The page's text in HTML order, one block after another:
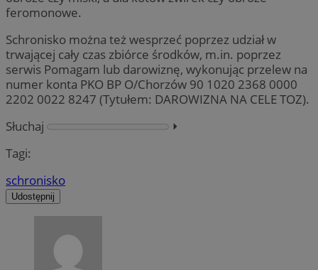
feromonowe.
Schronisko można też wesprzeć poprzez udział w
trwającej cały czas zbiórce środków, m.in. poprzez
serwis Pomagam lub darowiznę, wykonując przelew na
numer konta PKO BP O/Chorzów 90 1020 2368 0000
2202 0022 8247 (Tytułem: DAROWIZNA NA CELE TOZ).
Słuchaj
⏵︎
Tagi:
schronisko
Udostępnij